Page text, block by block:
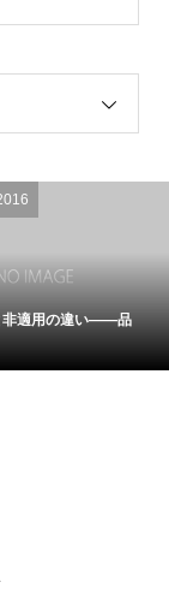
非適用の違い――品